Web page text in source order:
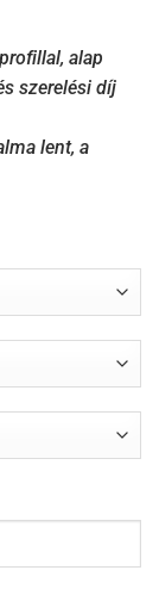
alap
szerelési díj
lent, a